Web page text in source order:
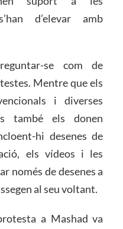
d’elevar amb
se com de
Mentre que els
i diverses
també els donen
hi desenes de
els vídeos i les
només de desenes a
al seu voltant.
a Mashad va